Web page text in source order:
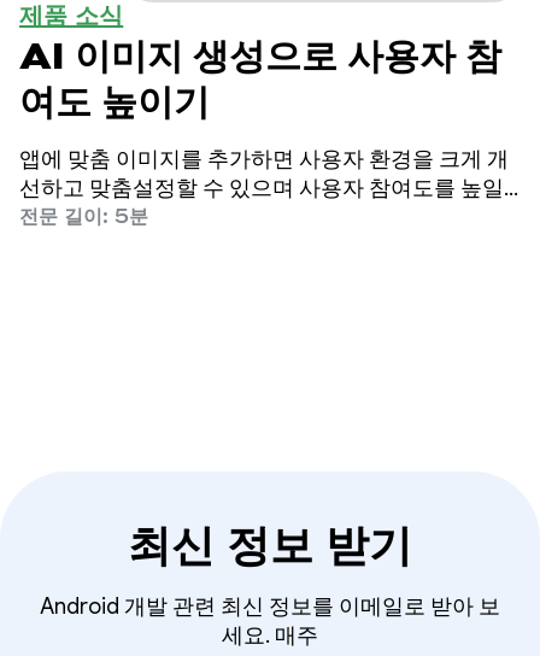
제품 소식
AI 이미지 생성으로 사용자 참
여도 높이기
앱에 맞춤 이미지를 추가하면 사용자 환경을 크게 개
선하고 맞춤설정할 수 있으며 사용자 참여도를 높일
수 있습니다.
전문 길이: 5분
최신 정보 받기
Android 개발 관련 최신 정보를 이메일로 받아 보
세요. 매주